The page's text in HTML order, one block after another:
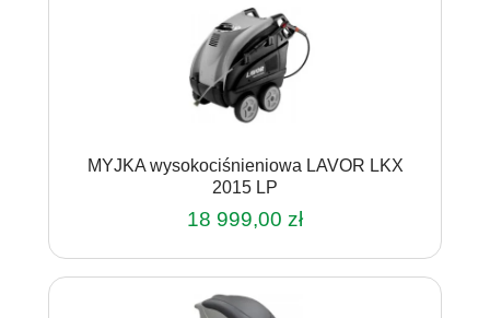
MYJKA wysokociśnieniowa LAVOR LKX
2015 LP
18 999,00 zł